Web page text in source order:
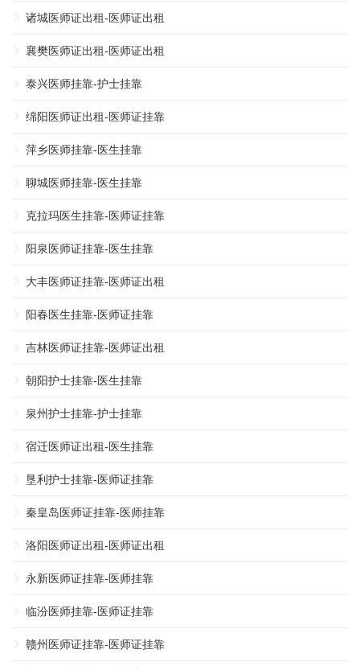
诸城医师证出租-医师证出租
襄樊医师证出租-医师证出租
泰兴医师挂靠-护士挂靠
绵阳医师证出租-医师证挂靠
萍乡医师挂靠-医生挂靠
聊城医师挂靠-医生挂靠
克拉玛医生挂靠-医师证挂靠
阳泉医师证挂靠-医生挂靠
大丰医师证挂靠-医师证出租
阳春医生挂靠-医师证挂靠
吉林医师证挂靠-医师证出租
朝阳护士挂靠-医生挂靠
泉州护士挂靠-护士挂靠
宿迁医师证出租-医生挂靠
垦利护士挂靠-医师证挂靠
秦皇岛医师证挂靠-医师挂靠
洛阳医师证出租-医师证出租
永新医师证挂靠-医师挂靠
临汾医师挂靠-医师证挂靠
赣州医师证挂靠-医师证挂靠